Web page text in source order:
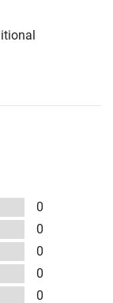
0
0
0
0
0